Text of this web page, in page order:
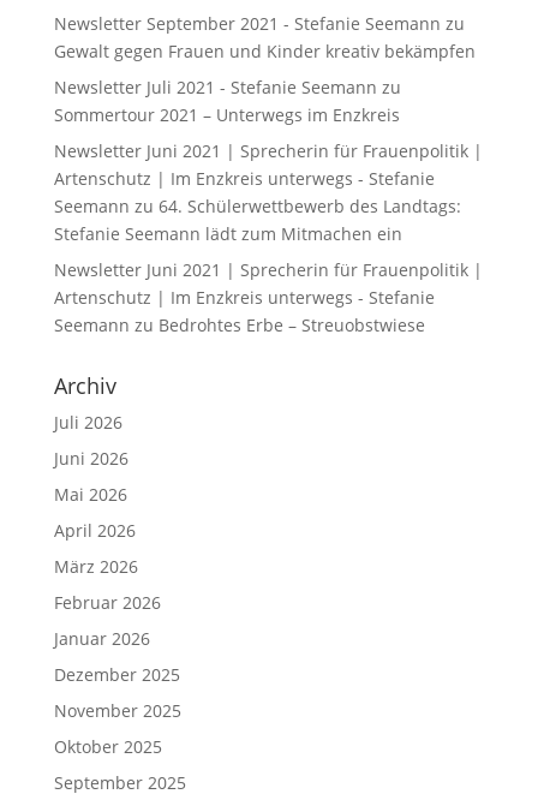
Newsletter September 2021 - Stefanie Seemann zu
Gewalt gegen Frauen und Kinder kreativ bekämpfen
Newsletter Juli 2021 - Stefanie Seemann zu
Sommertour 2021 – Unterwegs im Enzkreis
Newsletter Juni 2021 | Sprecherin für Frauenpolitik |
Artenschutz | Im Enzkreis unterwegs - Stefanie
Seemann zu 64. Schülerwettbewerb des Landtags:
Stefanie Seemann lädt zum Mitmachen ein
Newsletter Juni 2021 | Sprecherin für Frauenpolitik |
Artenschutz | Im Enzkreis unterwegs - Stefanie
Seemann zu Bedrohtes Erbe – Streuobstwiese
Archiv
Juli 2026
Juni 2026
Mai 2026
April 2026
März 2026
Februar 2026
Januar 2026
Dezember 2025
November 2025
Oktober 2025
September 2025